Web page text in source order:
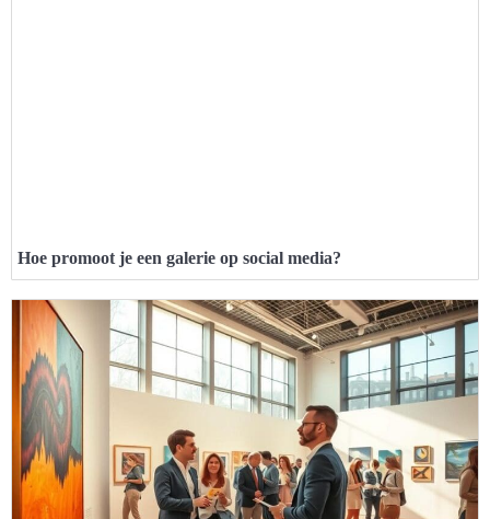
Hoe promoot je een galerie op social media?